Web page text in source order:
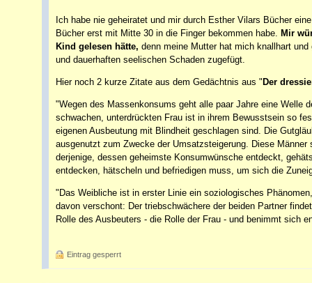
Ich habe nie geheiratet und mir durch Esther Vilars Bücher
Bücher erst mit Mitte 30 in die Finger bekommen habe. Mir
Kind gelesen hätte, denn meine Mutter hat mich knallhart
und dauerhaften seelischen Schaden zugefügt.
Hier noch 2 kurze Zitate aus dem Gedächtnis aus " Der
"Wegen des Massenkonsums geht alle paar Jahre eine Welle
schwachen, unterdrückten Frau ist in ihrem Bewusstsein so
eigenen Ausbeutung mit Blindheit geschlagen sind. Die
ausgenutzt zum Zwecke der Umsatzsteigerung. Diese
derjenige, dessen geheimste Konsumwünsche entdeckt,
entdecken, hätscheln und befriedigen muss, um sich die
"Das Weibliche ist in erster Linie ein soziologisches
davon verschont: Der triebschwächere der beiden Partner
Rolle des Ausbeuters - die Rolle der Frau - und benimmt sich
Eintrag gesperrt